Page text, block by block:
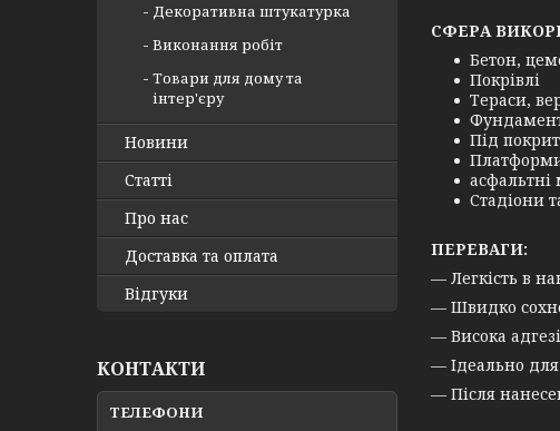
СФЕРА
Бетон,
Покрівлі
Тераси,
Під
Стадіони
ПЕРЕВАГИ:
— Легкість в
— Швидко
— Висока
— Ідеально
— Після
Декоративна штукатурка
Виконання робіт
Товари для дому та
інтер'єру
Новини
Статті
Про нас
Доставка та оплата
Відгуки
КОНТАКТИ